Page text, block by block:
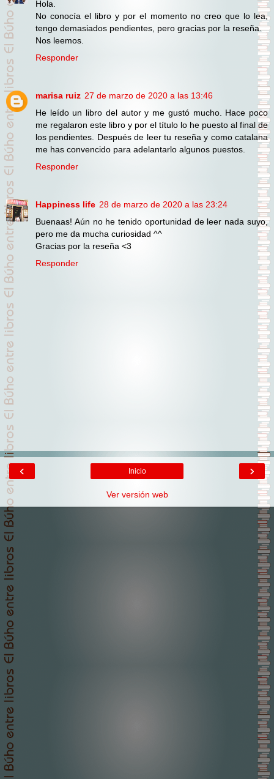
Hola.
No conocía el libro y por el momento no creo que lo lea,
tengo demasiados pendientes, pero gracias por la reseña.
Nos leemos.
Responder
marisa ruiz 27 de marzo de 2020 a las 13:46
He leído un libro del autor y me gustó mucho. Hace poco
me regalaron este libro y por el título lo he puesto al final de
los pendientes. Después de leer tu reseña y como catalana
me has convencido para adelantarlo algunos puestos.
Responder
Happiness life 28 de marzo de 2020 a las 23:24
Buenaas! Aún no he tenido oportunidad de leer nada suyo,
pero me da mucha curiosidad ^^
Gracias por la reseña <3
Responder
‹ ›
Inicio
Ver versión web